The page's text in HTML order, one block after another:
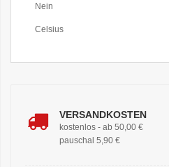
Nein
Celsius
VERSANDKOSTEN
kostenlos - ab 50,00 €
pauschal 5,90 €